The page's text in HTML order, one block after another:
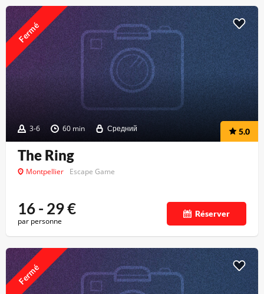
3-6 60 min Средний 5.0
Fermé
The Ring
Montpellier Escape Game
16 - 29€
par personne
Réserver
Fermé